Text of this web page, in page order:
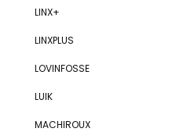
LINX+
LINXPLUS
LOVINFOSSE
LUIK
MACHIROUX